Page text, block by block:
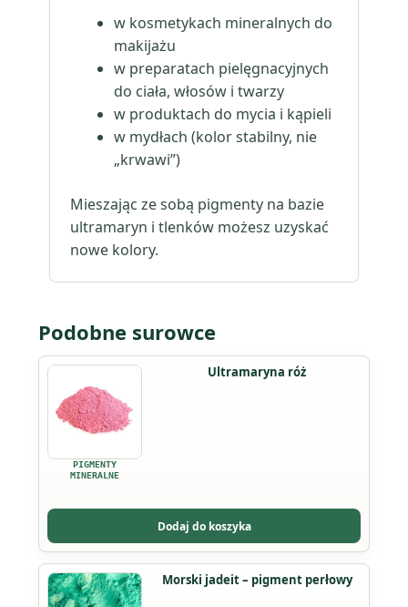
w kosmetykach mineralnych do
makijażu
w preparatach pielęgnacyjnych
do ciała, włosów i twarzy
w produktach do mycia i kąpieli
w mydłach (kolor stabilny, nie
„krwawi”)
Mieszając ze sobą pigmenty na bazie
ultramaryn i tlenków możesz uzyskać
nowe kolory.
Podobne surowce
PIGMENTY
MINERALNE
Ultramaryna róż
Dodaj do koszyka
Morski jadeit – pigment perłowy
Ten
produkt